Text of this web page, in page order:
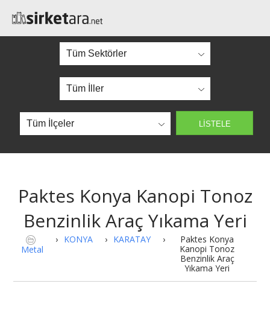
Paktes Konya Kanopi Tonoz
Benzinlik Araç Yıkama Yeri
Metal
› KONYA › KARATAY ›
Paktes Konya
Kanopi Tonoz
Benzinlik Araç
Yıkama Yeri